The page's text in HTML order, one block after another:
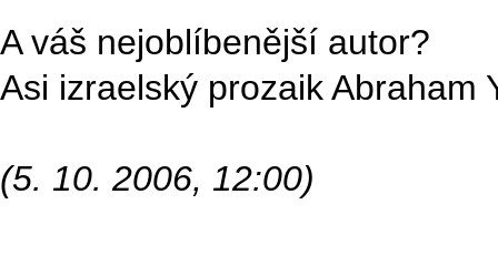
A váš nejoblíbenější autor?
Asi izraelský prozaik Abraham
(5. 10. 2006, 12:00)